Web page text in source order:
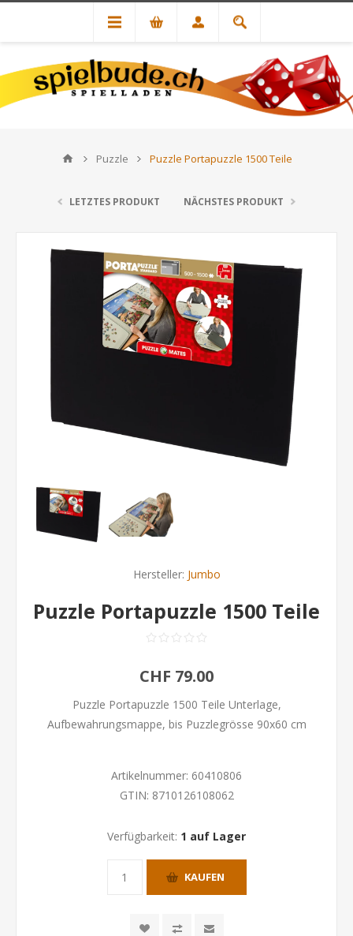
Puzzle Puzzle Portapuzzle 1500 Teile
LETZTES PRODUKT NÄCHSTES PRODUKT
Hersteller: Jumbo
Puzzle Portapuzzle 1500 Teile
CHF 79.00
Puzzle Portapuzzle 1500 Teile Unterlage,
Aufbewahrungsmappe, bis Puzzlegrösse 90x60 cm
Artikelnummer: 60410806
GTIN: 8710126108062
Verfügbarkeit: 1 auf Lager
KAUFEN